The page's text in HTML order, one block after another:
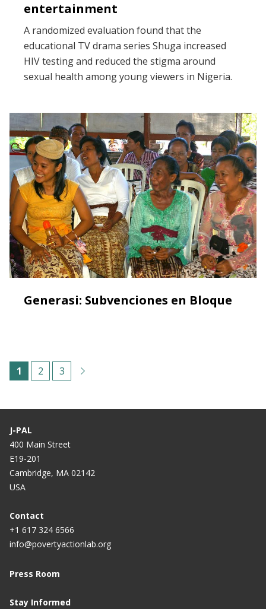
entertainment
A randomized evaluation found that the
educational TV drama series Shuga increased
HIV testing and reduced the stigma around
sexual health among young viewers in Nigeria.
Generasi: Subvenciones en Bloque
Paginación
C
r
r
e
n
t
a
g
e
1
P
g
n
a
2
P
g
n
3
J-PAL
400 Main Street
E19-201
Cambridge, MA 02142
USA
Contact
+1 617 324 6566
info@povertyactionlab.org
Press Room
Stay Informed